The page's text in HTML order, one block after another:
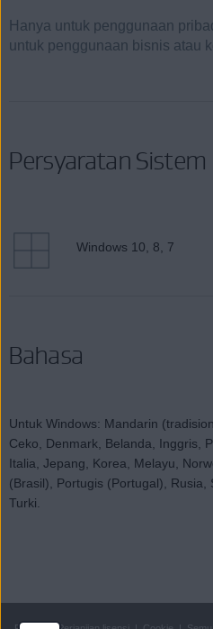
Hanya untuk penggunaan
untuk penggunaan bisnis atau
Persyaratan Sistem
Windows 10, 8, 7
Bahasa
Untuk Windows: Mandarin
Ceko, Denmark, Belanda, Inggris,
Italia, Jepang, Korea, Melayu,
(Brasil), Portugis (Portugal), Rusia,
Turki.